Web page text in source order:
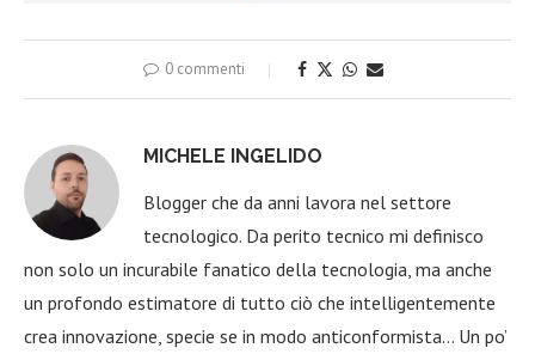
0 commenti
MICHELE INGELIDO
Blogger che da anni lavora nel settore
tecnologico. Da perito tecnico mi definisco
non solo un incurabile fanatico della tecnologia, ma anche
un profondo estimatore di tutto ciò che intelligentemente
crea innovazione, specie se in modo anticonformista… Un po’